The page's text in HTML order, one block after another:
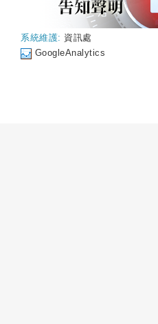
系統維護: 資訊處
GoogleAnalytics